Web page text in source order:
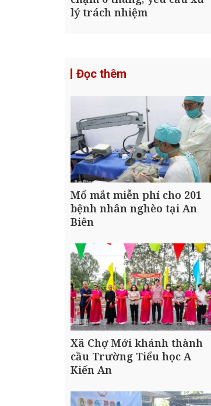
lý trách nhiệm
Đọc thêm
Mổ mắt miễn phí cho 201
bệnh nhân nghèo tại An
Biên
Xã Chợ Mới khánh thành
cầu Trường Tiểu học A
Kiến An